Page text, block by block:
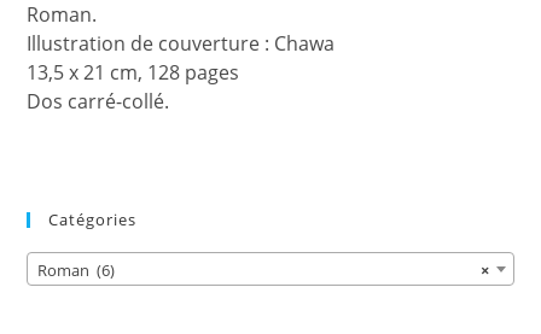
Roman.
Illustration de couverture : Chawa
13,5 x 21 cm, 128 pages
Dos carré-collé.
Catégories
×
Roman (6)